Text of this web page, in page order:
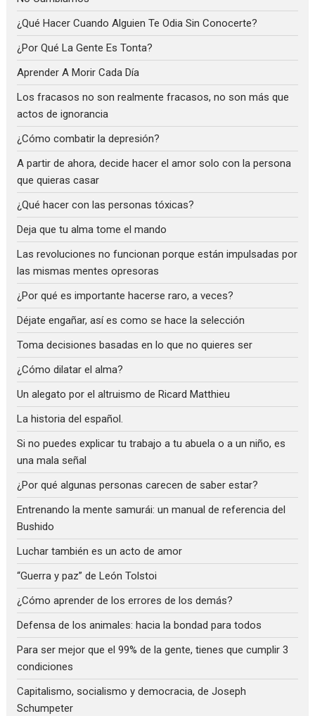
¿Qué Hacer Cuando Alguien Te Odia Sin Conocerte?
¿Por Qué La Gente Es Tonta?
Aprender A Morir Cada Día
Los fracasos no son realmente fracasos, no son más que
actos de ignorancia
¿Cómo combatir la depresión?
A partir de ahora, decide hacer el amor solo con la persona
que quieras casar
¿Qué hacer con las personas tóxicas?
Deja que tu alma tome el mando
Las revoluciones no funcionan porque están impulsadas por
las mismas mentes opresoras
¿Por qué es importante hacerse raro, a veces?
Déjate engañar, así es como se hace la selección
Toma decisiones basadas en lo que no quieres ser
¿Cómo dilatar el alma?
Un alegato por el altruismo de Ricard Matthieu
La historia del español.
Si no puedes explicar tu trabajo a tu abuela o a un niño, es
una mala señal
¿Por qué algunas personas carecen de saber estar?
Entrenando la mente samurái: un manual de referencia del
Bushido
Luchar también es un acto de amor
“Guerra y paz” de León Tolstoi
¿Cómo aprender de los errores de los demás?
Defensa de los animales: hacia la bondad para todos
Para ser mejor que el 99% de la gente, tienes que cumplir 3
condiciones
Capitalismo, socialismo y democracia, de Joseph
Schumpeter